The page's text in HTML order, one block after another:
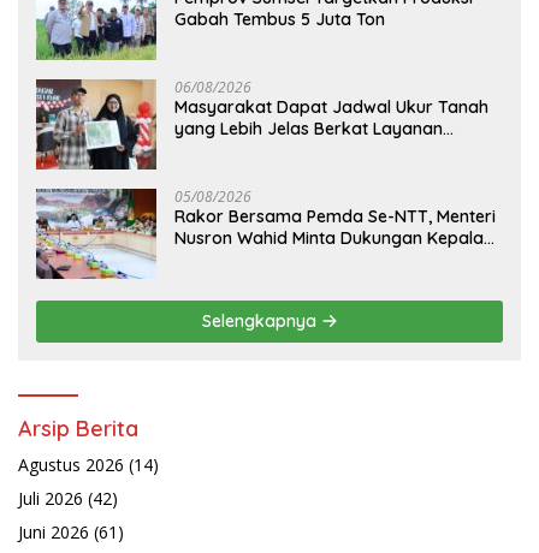
Gabah Tembus 5 Juta Ton
06/08/2026
Masyarakat Dapat Jadwal Ukur Tanah
yang Lebih Jelas Berkat Layanan
05/08/2026
Rakor Bersama Pemda Se-NTT, Menteri
Nusron Wahid Minta Dukungan Kepala
Selengkapnya
Arsip Berita
Agustus 2026 (14)
Juli 2026 (42)
Juni 2026 (61)